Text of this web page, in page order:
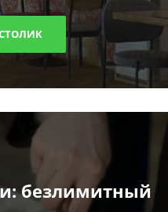
безлимитный